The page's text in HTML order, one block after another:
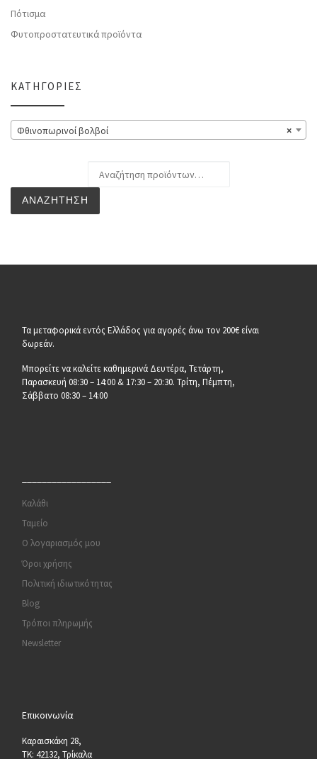
Πότισμα
Φυτοπροστατευτικά προϊόντα
ΚΑΤΗΓΟΡΊΕΣ
×
Φθινοπωρινοί βολβοί
ΑΝΑΖΉΤΗΣΗ
Τα μεταφορικά εντός Ελλάδος για αγορές άνω τον 200€ είναι
δωρεάν.
Μπορείτε να καλείτε καθημερινά Δευτέρα, Τετάρτη,
Παρασκευή 08:30 – 14:00 & 17:30 – 20:30. Τρίτη, Πέμπτη,
Σάββατο 08:30 – 14:00
Καλάθι
Ταμείο
Ο λογαριασμός μου
Όροι χρήσης
Πολιτική ιδιωτικότητας
Blog
Τρόποι πληρωμής
Newsletter
Επικοινωνία
Καραισκάκη 28,
ΤΚ: 42132, Τρίκαλα